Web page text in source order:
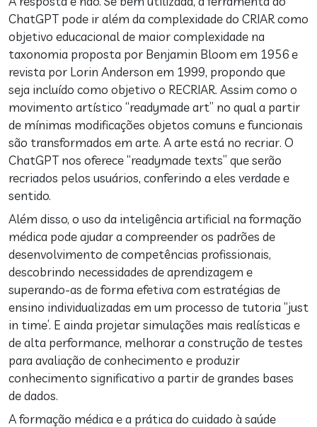
ChatGPT pode ir além da complexidade do CRIAR como
objetivo educacional de maior complexidade na
taxonomia proposta por Benjamin Bloom em 1956 e
revista por Lorin Anderson em 1999, propondo que
seja incluído como objetivo o RECRIAR. Assim como o
movimento artístico “readymade art” no qual a partir
de mínimas modificações objetos comuns e funcionais
são transformados em arte. A arte está no recriar. O
ChatGPT nos oferece “readymade texts” que serão
recriados pelos usuários, conferindo a eles verdade e
sentido.
Além disso, o uso da inteligência artificial na formação
médica pode ajudar a compreender os padrões de
desenvolvimento de competências profissionais,
descobrindo necessidades de aprendizagem e
superando-as de forma efetiva com estratégias de
ensino individualizadas em um processo de tutoria “just
in time’. E ainda projetar simulações mais realísticas e
de alta performance, melhorar a construção de testes
para avaliação de conhecimento e produzir
conhecimento significativo a partir de grandes bases
de dados.
A formação médica e a prática do cuidado à saúde